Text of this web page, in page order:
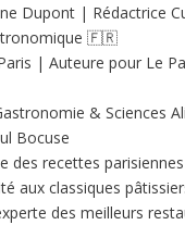
Dupont | Rédactrice
🇫🇷
| Auteure pour Le
& Sciences
Bocuse
des recettes
aux classiques
des meilleurs